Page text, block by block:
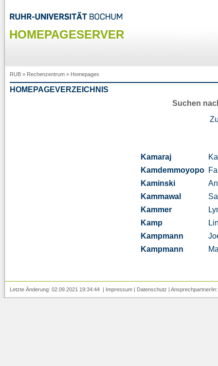
HOMEPAGESERVER
RUB » Rechenzentrum » Homepages
HOMEPAGEVERZEICHNIS
Suchen
Kamaraj
Kamdemmoyopo
Kaminski
Kammawal
Kammer
Kamp
Kampmann
Kampmann
Letzte Änderung: 02.09.2021 19:34:44 | Impressum | Datenschutz | Ansprechpartner/